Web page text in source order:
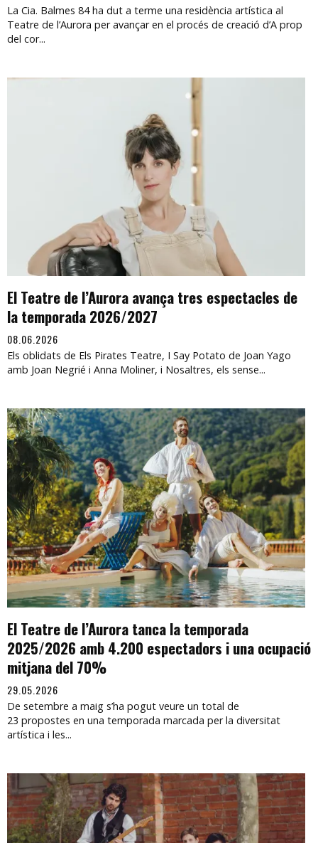
La Cia. Balmes 84 ha dut a terme una residència artística al
Teatre de l’Aurora per avançar en el procés de creació d’A prop
del cor...
El Teatre de l’Aurora avança tres espectacles de
la temporada 2026/2027
08.06.2026
Els oblidats de Els Pirates Teatre, I Say Potato de Joan Yago
amb Joan Negrié i Anna Moliner, i Nosaltres, els sense...
El Teatre de l’Aurora tanca la temporada
2025/2026 amb 4.200 espectadors i una ocupació
mitjana del 70%
29.05.2026
De setembre a maig s’ha pogut veure un total de
23 propostes en una temporada marcada per la diversitat
artística i les...